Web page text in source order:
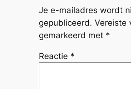
Je e-mailadres wordt
gepubliceerd. Vereiste
gemarkeerd met *
Reactie *